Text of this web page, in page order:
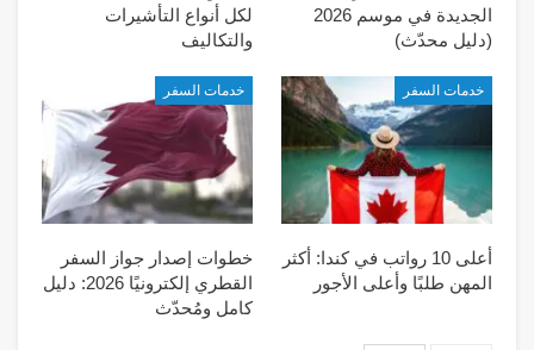
الجديدة في موسم 2026
(دليل محدّث)
لكل أنواع التأشيرات
والتكاليف
خدمات السفر
أعلى 10 رواتب في كندا: أكثر
المهن طلبًا وأعلى الأجور
خدمات السفر
خطوات إصدار جواز السفر
القطري إلكترونيًا 2026: دليل
كامل ومُحدّث